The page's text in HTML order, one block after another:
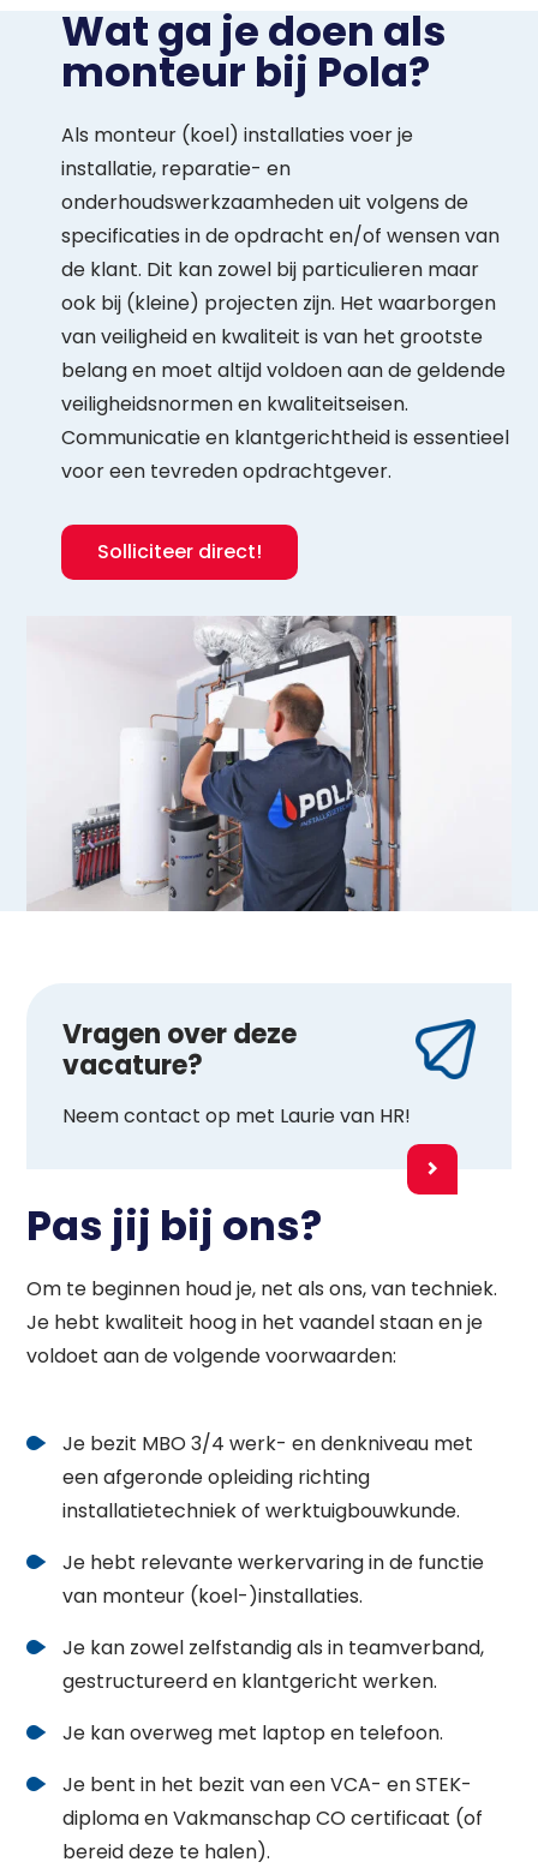
Wat ga je doen als
monteur bij Pola?
Als monteur (koel) installaties voer je
installatie, reparatie- en
onderhoudswerkzaamheden uit volgens de
specificaties in de opdracht en/of wensen van
de klant. Dit kan zowel bij particulieren maar
ook bij (kleine) projecten zijn. Het waarborgen
van veiligheid en kwaliteit is van het grootste
belang en moet altijd voldoen aan de geldende
veiligheidsnormen en kwaliteitseisen.
Communicatie en klantgerichtheid is essentieel
voor een tevreden opdrachtgever.
Solliciteer direct!
Vragen over deze
vacature?
Neem contact op met Laurie van HR!
Pas jij bij ons?
Om te beginnen houd je, net als ons, van techniek.
Je hebt kwaliteit hoog in het vaandel staan en je
voldoet aan de volgende voorwaarden:
Je bezit MBO 3/4 werk- en denkniveau met
een afgeronde opleiding richting
installatietechniek of werktuigbouwkunde.
Je hebt relevante werkervaring in de functie
van monteur (koel-)installaties.
Je kan zowel zelfstandig als in teamverband,
gestructureerd en klantgericht werken.
Je kan overweg met laptop en telefoon.
Je bent in het bezit van een VCA- en STEK-
diploma en Vakmanschap CO certificaat (of
bereid deze te halen).